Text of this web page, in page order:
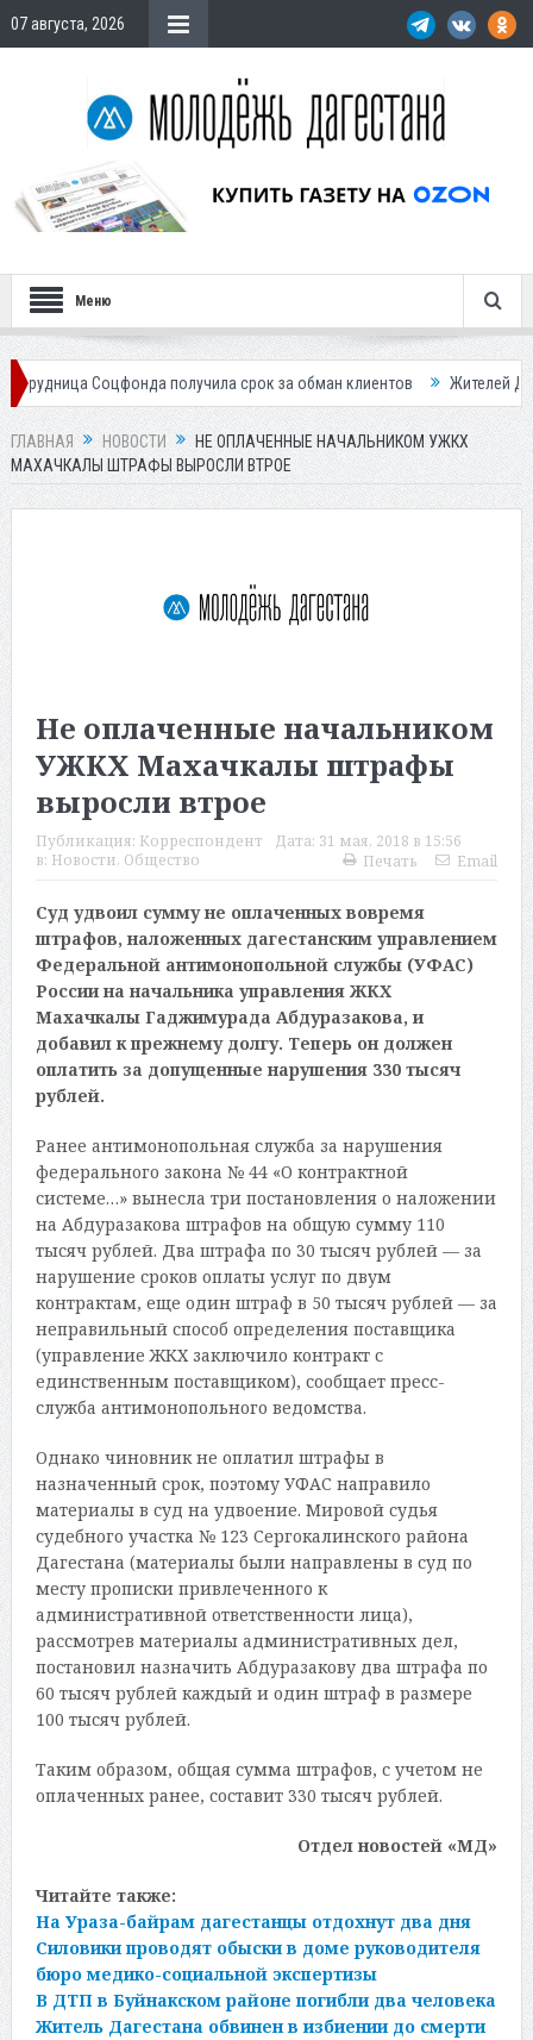
07 августа, 2026
Меню
получила срок за обман клиентов Жителей Дагестана
ГЛАВНАЯ НОВОСТИ
НЕ ОПЛАЧЕННЫЕ НАЧАЛЬНИКОМ УЖКХ
МАХАЧКАЛЫ ШТРАФЫ ВЫРОСЛИ ВТРОЕ
Не оплаченные начальником
УЖКХ Махачкалы штрафы
выросли втрое
Публикация: Корреспондент Дата: 31 мая, 2018 в 15:56
в: Новости, Общество Печать Email
Суд удвоил сумму не оплаченных вовремя
штрафов, наложенных дагестанским управлением
Федеральной антимонопольной службы (УФАС)
России на начальника управления ЖКХ
Махачкалы Гаджимурада Абдуразакова, и
добавил к прежнему долгу. Теперь он должен
оплатить за допущенные нарушения 330 тысяч
рублей.
Ранее антимонопольная служба за нарушения
федерального закона № 44 «О контрактной
системе…» вынесла три постановления о наложении
на Абдуразакова штрафов на общую сумму 110
тысяч рублей. Два штрафа по 30 тысяч рублей — за
нарушение сроков оплаты услуг по двум
контрактам, еще один штраф в 50 тысяч рублей — за
неправильный способ определения поставщика
(управление ЖКХ заключило контракт с
единственным поставщиком), сообщает пресс-
служба антимонопольного ведомства.
Однако чиновник не оплатил штрафы в
назначенный срок, поэтому УФАС направило
материалы в суд на удвоение. Мировой судья
судебного участка № 123 Сергокалинского района
Дагестана (материалы были направлены в суд по
месту прописки привлеченного к
административной ответственности лица),
рассмотрев материалы административных дел,
постановил назначить Абдуразакову два штрафа по
60 тысяч рублей каждый и один штраф в размере
100 тысяч рублей.
Таким образом, общая сумма штрафов, с учетом не
оплаченных ранее, составит 330 тысяч рублей.
Отдел новостей «МД»
Читайте также:
На Ураза-байрам дагестанцы отдохнут два дня
Силовики проводят обыски в доме руководителя
бюро медико-социальной экспертизы
В ДТП в Буйнакском районе погибли два человека
Житель Дагестана обвинен в избиении до смерти